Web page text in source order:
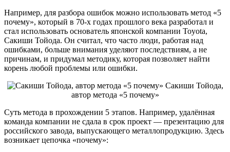
Например, для разбора ошибок можно использовать метод «5
почему», который в 70-х годах прошлого века разработал и
стал использовать основатель японской компании Toyota,
Сакиши Тойода. Он считал, что часто люди, работая над
ошибками, больше внимания уделяют последствиям, а не
причинам, и придумал методику, которая позволяет найти
корень любой проблемы или ошибки.
Сакиши Тойода,
автор метода «5 почему»
Суть метода в прохождении 5 этапов. Например, удалённая
команда компании не сдала в срок проект — презентацию для
российского завода, выпускающего металлопродукцию. Здесь
возникает цепочка «почему»: